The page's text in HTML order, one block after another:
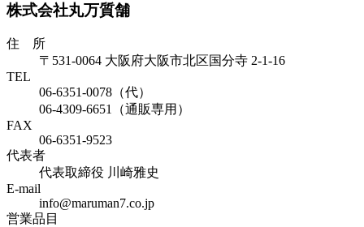
株式会社丸万質舗
住 所
〒531-0064 大阪府大阪市北区国分寺 2-1-16
TEL
06-6351-0078（代）
06-4309-6651（通販専用）
FAX
06-6351-9523
代表者
代表取締役 川崎雅史
E-mail
info@maruman7.co.jp
営業品目